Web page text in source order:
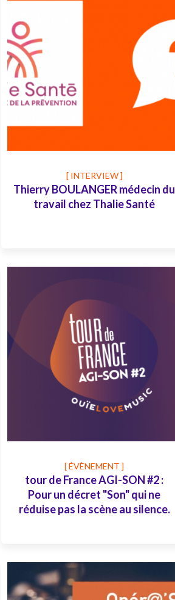
[ INTERVIEW ]
Thierry BOULANGER médecin du
travail chez Thalie Santé
[ ÉVÈNEMENT ]
tour de France AGI-SON #2 :
Pour un décret "Son" qui ne
réduise pas la scène au silence.